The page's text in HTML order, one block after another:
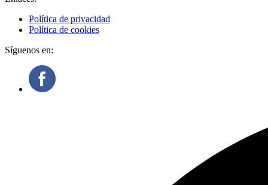
Política de privacidad
Política de cookies
Síguenos en: